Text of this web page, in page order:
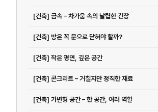
[건축] 금속 – 차가움 속의 날렵한 긴장
[건축] 방은 꼭 문으로 닫혀야 할까?
[건축] 작은 평면, 깊은 공간
[건축] 콘크리트 – 거칠지만 정직한 재료
[건축] 가변형 공간 – 한 공간, 여러 역할